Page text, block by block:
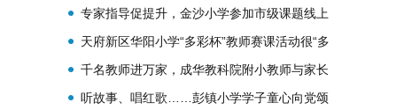
招
专家指导促提升，金沙小学参加市级课题线上
答辩评审会
天府新区华阳小学“多彩杯”教师赛课活动很“多
彩”
千名教师进万家，成华教科院附小教师与家长
面对面沟通
听故事、唱红歌……彭镇小学学子童心向党颂